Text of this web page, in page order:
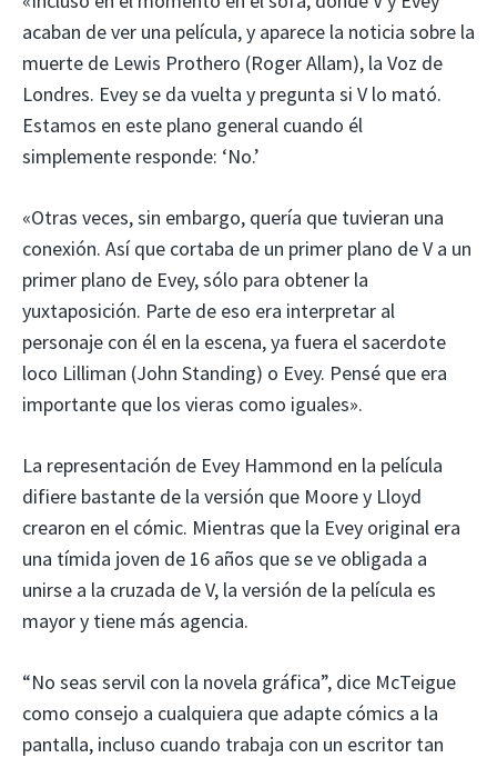
acaban de ver una película, y aparece la noticia sobre la
muerte de Lewis Prothero (Roger Allam), la Voz de
Londres. Evey se da vuelta y pregunta si V lo mató.
Estamos en este plano general cuando él
simplemente responde: ‘No.’
«Otras veces, sin embargo, quería que tuvieran una
conexión. Así que cortaba de un primer plano de V a un
primer plano de Evey, sólo para obtener la
yuxtaposición. Parte de eso era interpretar al
personaje con él en la escena, ya fuera el sacerdote
loco Lilliman (John Standing) o Evey. Pensé que era
importante que los vieras como iguales».
La representación de Evey Hammond en la película
difiere bastante de la versión que Moore y Lloyd
crearon en el cómic. Mientras que la Evey original era
una tímida joven de 16 años que se ve obligada a
unirse a la cruzada de V, la versión de la película es
mayor y tiene más agencia.
“No seas servil con la novela gráfica”, dice McTeigue
como consejo a cualquiera que adapte cómics a la
pantalla, incluso cuando trabaja con un escritor tan